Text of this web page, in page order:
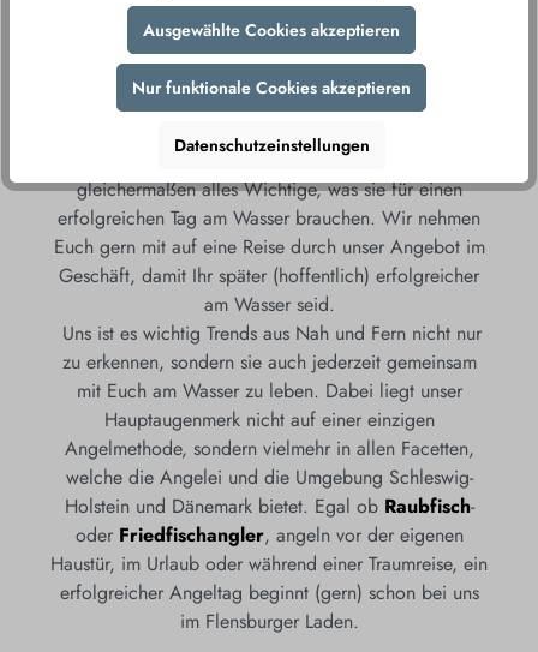
Wir verstehen unsere Aufgaben darin den vielseitigen
Gästewünschen gerecht zu werden und mit einer
breitgefächerten Auswahl an Tackle und einer
einzigartigen Expertise und Beratung vor Ort dem
Kunden erfolgreiches Angeln näher zu bringen. Dabei
finden Liebhaber der Salz- und Süßwasserangelei
gleichermaßen alles Wichtige, was sie für einen
erfolgreichen Tag am Wasser brauchen. Wir nehmen
Euch gern mit auf eine Reise durch unser Angebot im
Geschäft, damit Ihr später (hoffentlich) erfolgreicher
am Wasser seid.
Uns ist es wichtig Trends aus Nah und Fern nicht nur
zu erkennen, sondern sie auch jederzeit gemeinsam
mit Euch am Wasser zu leben. Dabei liegt unser
Hauptaugenmerk nicht auf einer einzigen
Angelmethode, sondern vielmehr in allen Facetten,
welche die Angelei und die Umgebung Schleswig-
Holstein und Dänemark bietet. Egal ob Raubfisch-
oder Friedfischangler, angeln vor der eigenen
Haustür, im Urlaub oder während einer Traumreise, ein
erfolgreicher Angeltag beginnt (gern) schon bei uns
im Flensburger Laden.
Ausgewählte Cookies akzeptieren
Nur funktionale Cookies akzeptieren
Datenschutzeinstellungen